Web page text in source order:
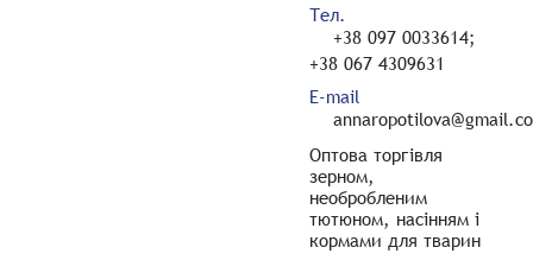
Тел.
+38 097 0033614;
+38 067 4309631
E-mail
Оптова торгівля
зерном,
необробленим
тютюном, насінням і
кормами для тварин